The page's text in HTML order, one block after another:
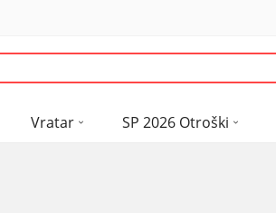
Vratar SP 2026 Otroški